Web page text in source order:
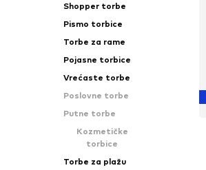
Shopper torbe
Pismo torbice
Torbe za rame
Pojasne torbice
Vrećaste torbe
Poslovne torbe
Putne torbe
Kozmetičke
torbice
Torbe za plažu